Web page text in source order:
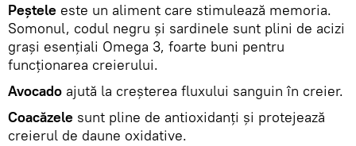
Peştele este un aliment care stimulează memoria.
Somonul, codul negru şi sardinele sunt plini de acizi
graşi esenţiali Omega 3, foarte buni pentru
funcţionarea creierului.
Avocado ajută la creşterea fluxului sanguin în creier.
Coacăzele sunt pline de antioxidanţi şi protejează
creierul de daune oxidative.